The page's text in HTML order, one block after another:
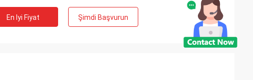
En Iyi Fiyat Şimdi Başvurun